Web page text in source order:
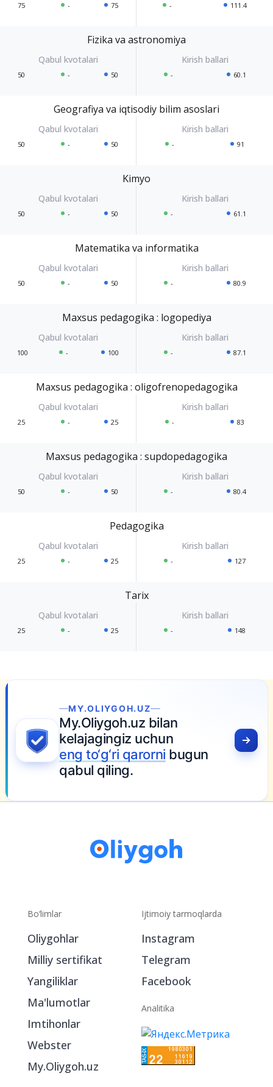
75 - 75 - 111.4
Fizika va astronomiya
50 - 50 - 60.1
Geografiya va iqtisodiy bilim asoslari
50 - 50 - 91
Kimyo
50 - 50 - 61.1
Matematika va informatika
50 - 50 - 80.9
Maxsus pedagogika : logopediya
100 - 100 - 87.1
Maxsus pedagogika : oligofrenopedagogika
25 - 25 - 83
Maxsus pedagogika : supdopedagogika
50 - 50 - 80.4
Pedagogika
25 - 25 - 127
Tarix
25 - 25 - 148
bilan
uchun
bugun
Bo‘limlar
Oliygohlar
Imtihonlar
Ijtimoiy tarmoqlarda
Telegram
Facebook
Analitika